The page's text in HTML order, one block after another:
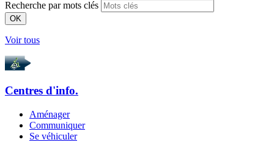
Recherche par mots clés
OK
Voir tous
Centres d'info.
Aménager
Communiquer
Se véhiculer